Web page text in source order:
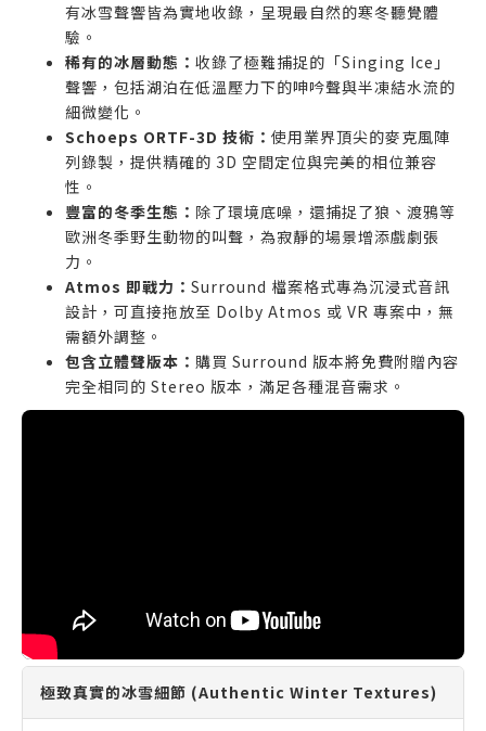
有冰雪聲響皆為實地收錄，呈現最自然的寒冬聽覺體
驗。
稀有的冰層動態： 收錄了極難捕捉的「Singing Ice」
聲響，包括湖泊在低溫壓力下的呻吟聲與半凍結水流的
細微變化。
Schoeps ORTF-3D 技術： 使用業界頂尖的麥克風陣
列錄製，提供精確的 3D 空間定位與完美的相位兼容
性。
豐富的冬季生態： 除了環境底噪，還捕捉了狼、渡鴉等
歐洲冬季野生動物的叫聲，為寂靜的場景增添戲劇張
力。
Atmos 即戰力： Surround 檔案格式專為沉浸式音訊
設計，可直接拖放至 Dolby Atmos 或 VR 專案中，無
需額外調整。
包含立體聲版本： 購買 Surround 版本將免費附贈內容
完全相同的 Stereo 版本，滿足各種混音需求。
極致真實的冰雪細節 (Authentic Winter Textures)